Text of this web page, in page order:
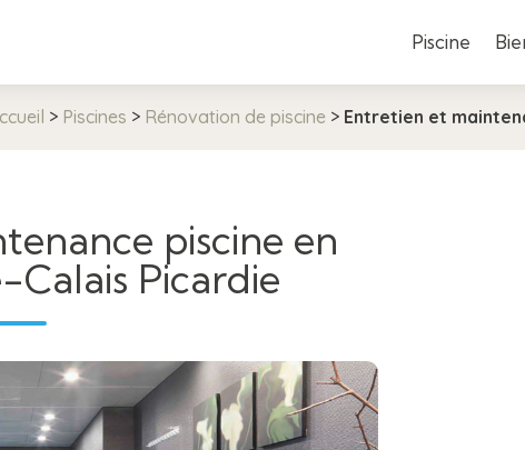
Piscine
> Piscines > Rénovation de piscine > Entretien et
piscine en
Picardie